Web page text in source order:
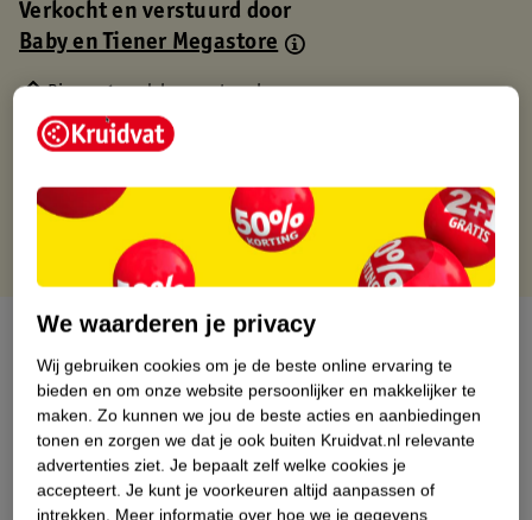
Verkocht en verstuurd door
Baby en Tiener Megastore
Binnen 1 werkdag verstuurd
Gratis thuisbezorgd
Gratis retourneren via verkooppartner.
Over dit product
Productinformatie
Nature Impact Score
Dit product heeft (nog) geen Nature
We waarderen je privacy
Wij gebruiken cookies om je de beste online ervaring te
bieden en om onze website persoonlijker en makkelijker te
maken. Zo kunnen we jou de beste acties en aanbiedingen
tonen en zorgen we dat je ook buiten Kruidvat.nl relevante
advertenties ziet. Je bepaalt zelf welke cookies je
accepteert. Je kunt je voorkeuren altijd aanpassen of
intrekken. Meer informatie over hoe we je gegevens